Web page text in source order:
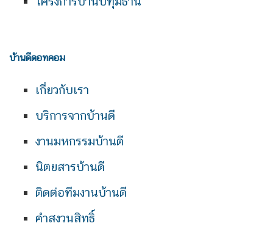
บ้านดีดอทคอม
เกี่ยวกับเรา
บริการจากบ้านดี
งานมหกรรมบ้านดี
นิตยสารบ้านดี
ติดต่อทีมงานบ้านดี
คำสงวนสิทธิ์